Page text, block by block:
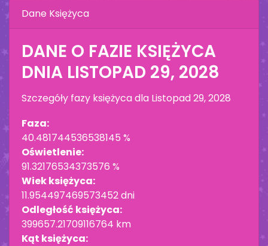
Dane Księżyca
DANE O FAZIE KSIĘŻYCA
DNIA LISTOPAD 29, 2028
Szczegóły fazy księżyca dla Listopad 29, 2028
Faza:
40.481744536538145 %
Oświetlenie:
91.32176534373576 %
Wiek księżyca:
11.954497469573452 dni
Odległość księżyca:
399657.21709116764 km
Kąt księżyca: